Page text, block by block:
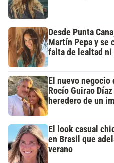
Desde Punta
Martín Pepa y se
falta de lealtad ni
El nuevo
Rocío Guirao
heredero de un
El look casual
en Brasil que
verano